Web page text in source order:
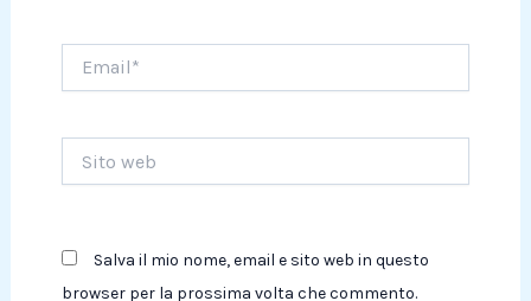
web
Salva il mio nome, email e sito web in questo
browser per la prossima volta che commento.